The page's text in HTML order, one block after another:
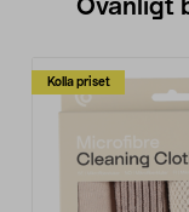
Ovanligt
Kolla priset